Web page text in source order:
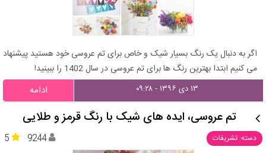
اگر به دنبال یک رنگ بسیار شیک و خاص برای تم عروسی خود هستید پیشنهاد
می کنیم ابتدا بهترین رنگ ها برای تم عروسی در سال 1402 را ببینید!
۱۳ دی ۱۳۹۶ - ۰۹:۲۸ ادامه
تم عروسی، ایده های شیک با رنگ قرمز و طلایی
دسته: تشریفات 5 9244